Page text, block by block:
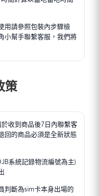
用請參照包裝內步驟檢
小幫手聯繫客服，我們將
策
收到商品後7日內聯繫客
回的商品必須是全新狀態
系統記錄物流編號為主)
判斷為sim卡本身出場的